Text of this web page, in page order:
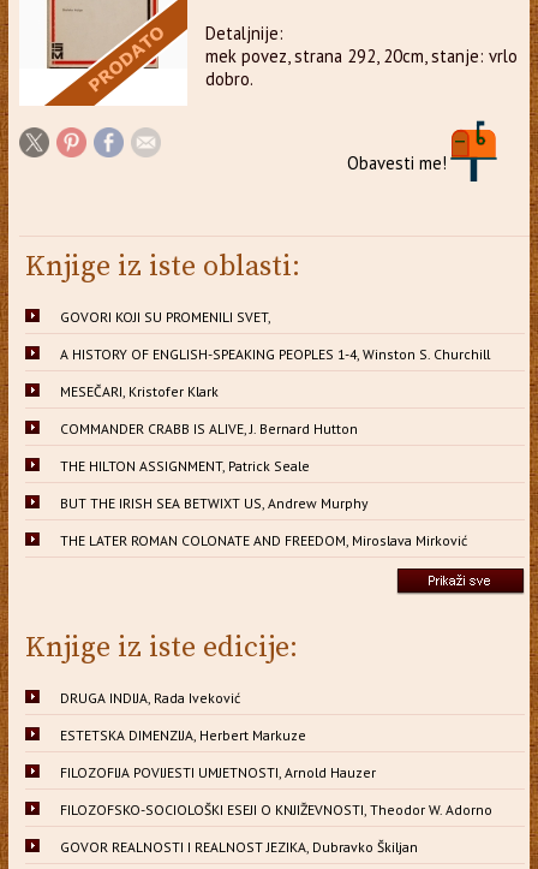
Detaljnije:
mek povez, strana 292, 20cm, stanje: vrlo
dobro.
Obavesti me!
Knjige iz iste oblasti:
GOVORI KOJI SU PROMENILI SVET,
A HISTORY OF ENGLISH-SPEAKING PEOPLES 1-4, Winston S. Churchill
MESEČARI, Kristofer Klark
COMMANDER CRABB IS ALIVE, J. Bernard Hutton
THE HILTON ASSIGNMENT, Patrick Seale
BUT THE IRISH SEA BETWIXT US, Andrew Murphy
THE LATER ROMAN COLONATE AND FREEDOM, Miroslava Mirković
Knjige iz iste edicije:
DRUGA INDIJA, Rada Iveković
ESTETSKA DIMENZIJA, Herbert Markuze
FILOZOFIJA POVIJESTI UMJETNOSTI, Arnold Hauzer
FILOZOFSKO-SOCIOLOŠKI ESEJI O KNJIŽEVNOSTI, Theodor W. Adorno
GOVOR REALNOSTI I REALNOST JEZIKA, Dubravko Škiljan